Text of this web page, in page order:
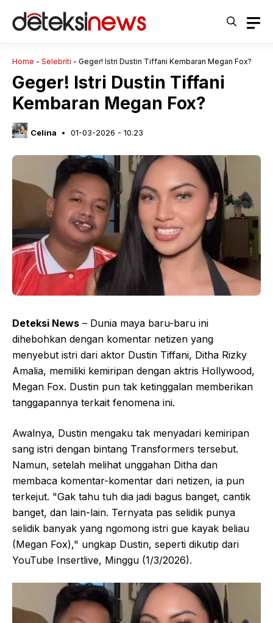
Home - Selebriti - Geger! Istri Dustin Tiffani Kembaran Megan Fox?
Geger! Istri Dustin Tiffani
Kembaran Megan Fox?
Celina 01-03-2026 - 10.23
Deteksi News – Dunia maya baru-baru ini
dihebohkan dengan komentar netizen yang
menyebut istri dari aktor Dustin Tiffani, Ditha Rizky
Amalia, memiliki kemiripan dengan aktris Hollywood,
Megan Fox. Dustin pun tak ketinggalan memberikan
tanggapannya terkait fenomena ini.
Awalnya, Dustin mengaku tak menyadari kemiripan
sang istri dengan bintang Transformers tersebut.
Namun, setelah melihat unggahan Ditha dan
membaca komentar-komentar dari netizen, ia pun
terkejut. "Gak tahu tuh dia jadi bagus banget, cantik
banget, dan lain-lain. Ternyata pas selidik punya
selidik banyak yang ngomong istri gue kayak beliau
(Megan Fox)," ungkap Dustin, seperti dikutip dari
YouTube Insertlive, Minggu (1/3/2026).